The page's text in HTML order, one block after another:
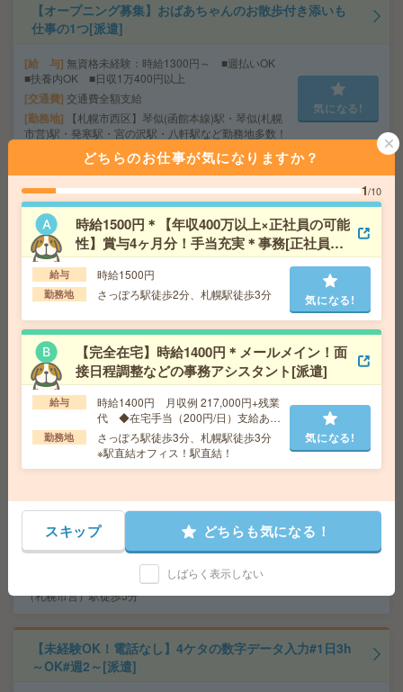
【オープニング募集】おばあちゃんのお散歩付き添いも
仕事の1つ[派遣]
給 与 無資格未経験：時給1300円～ ■週払いOK
■扶養内OK ■日収1万400円以上
交通費 交通費全額支給
勤務地
【札幌市西区】琴似(函館本線)駅・琴似(札幌
市営)駅・発寒駅・宮の沢駅・八軒駅など勤務地多数！
気になる!
＼週1～＆時短もOK／図書館、新規書籍の情報を入力す
るだけ！WワークOK[派遣]
給 与 時給1800円
交通費 交通費込
勤務地 札幌駅/さっぽろ駅/大通り駅より徒歩5分、西1
1丁目、すすきの駅より徒歩10分
気になる!
高時給！車通勤OK！土日休み！オーバーホール作業[派
遣]
給 与 時給1400円
交通費支給有り
勤務地 北海道石狩市 ※車通勤OK
気になる!
給 与
時給1500円＋交 【月収例】240,000円～ ■
給与の前払いが可能な速払いサービスあり
北海道札幌市西区 札幌地下鉄東西線 琴似
（札幌市営）駅徒歩5分
【未経験OK！電話なし】4ケタの数字データ入力#1日3h
～OK#週2～[派遣]
どちらのお仕事が気になりますか？
1/10
時給1500円＊【年収400万以上×正社員の可能
性】賞与4ヶ月分！手当充実＊事務[正社員へ
の紹介予定派遣]
給与 時給1500円
勤務地 さっぽろ駅徒歩2分、札幌駅徒歩3分 気になる!
【完全在宅】時給1400円＊メールメイン！面
接日程調整などの事務アシスタント[派遣]
給与
時給1400円 月収例 217,000円+残業
代 ◆在宅手当（200円/日）支給あり
♪
勤務地
さっぽろ駅徒歩3分、札幌駅徒歩3分
※駅直結オフィス！駅直結！
気になる!
スキップ どちらも気になる！
しばらく表示しない